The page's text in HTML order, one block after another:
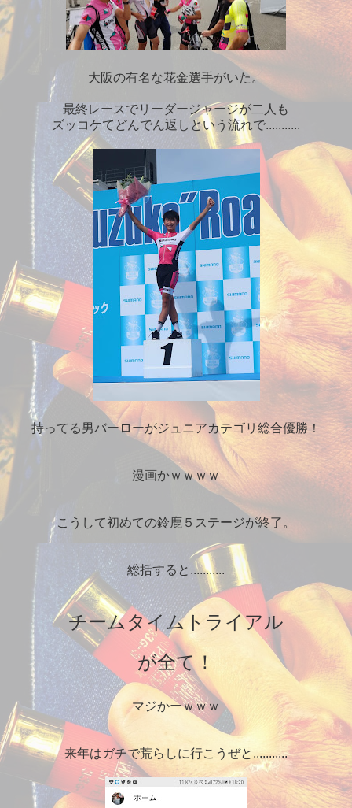
大阪の有名な花金選手がいた。
最終レースでリーダージャージが二人も
ズッコケてどんでん返しという流れで...........
持ってる男バーローがジュニアカテゴリ総合優勝！
漫画かｗｗｗｗ
こうして初めての鈴鹿５ステージが終了。
総括すると...........
チームタイムトライアル
が全て！
マジかーｗｗｗ
来年はガチで荒らしに行こうぜと...........